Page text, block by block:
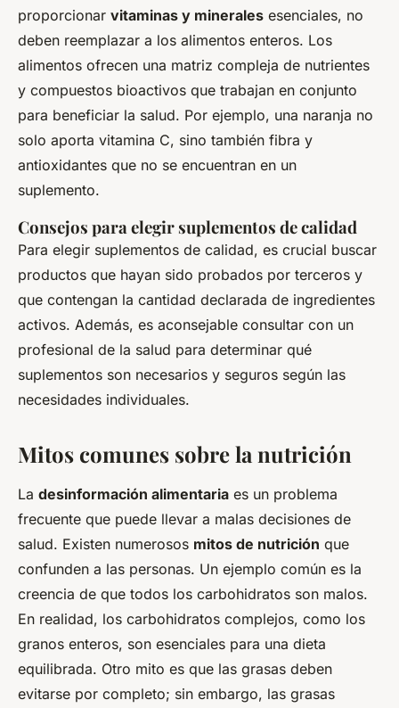
proporcionar vitaminas y minerales esenciales, no
deben reemplazar a los alimentos enteros. Los
alimentos ofrecen una matriz compleja de nutrientes
y compuestos bioactivos que trabajan en conjunto
para beneficiar la salud. Por ejemplo, una naranja no
solo aporta vitamina C, sino también fibra y
antioxidantes que no se encuentran en un
suplemento.
Consejos para elegir suplementos de calidad
Para elegir suplementos de calidad, es crucial buscar
productos que hayan sido probados por terceros y
que contengan la cantidad declarada de ingredientes
activos. Además, es aconsejable consultar con un
profesional de la salud para determinar qué
suplementos son necesarios y seguros según las
necesidades individuales.
Mitos comunes sobre la nutrición
La desinformación alimentaria es un problema
frecuente que puede llevar a malas decisiones de
salud. Existen numerosos mitos de nutrición que
confunden a las personas. Un ejemplo común es la
creencia de que todos los carbohidratos son malos.
En realidad, los carbohidratos complejos, como los
granos enteros, son esenciales para una dieta
equilibrada. Otro mito es que las grasas deben
evitarse por completo; sin embargo, las grasas